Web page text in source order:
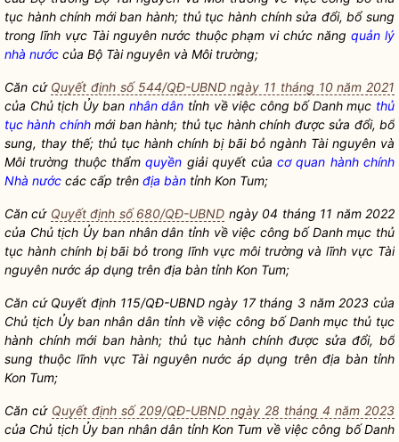
tục hành chính mới ban hành; thủ tục hành chínhsửa đổi, bổ sung
trong lĩnh vực Tài nguyên nước thuộc phạm vi chức năngquản lý
nhà nước của Bộ Tài nguyên và Môi trường;
Căn cứ Quyết định số 544/QĐ-UBND ngày 11 tháng 10 năm 2021
của Chủ tịch Ủy ban nhân dân tỉnh về việc công bố Danh mục thủ
tục hành chínhmới ban hành; thủ tục hành chính được sửa đổi, bổ
sung, thay thế; thủ tục hành chính bị bãi bỏ ngành Tài nguyên và
Môi trường thuộc thẩmquyền giải quyết của cơ quan hành chính
Nhà nước các cấp trên địa bàn tỉnh Kon Tum;
Căn cứ Quyết định số 680/QĐ-UBND ngày 04 tháng 11 năm 2022
của Chủ tịch Ủy ban nhân dân tỉnh về việc công bố Danh mục thủ
tục hành chínhbị bãi bỏ trong lĩnh vực môi trường và lĩnh vực Tài
nguyên nước áp dụng trên địa bàn tỉnh Kon Tum;
Căn cứ Quyết định 115/QĐ-UBND ngày 17 tháng 3 năm 2023 của
Chủ tịch Ủy bannhân dântỉnh về việc công bố Danh mục thủ tục
hành chínhmới ban hành; thủ tục hành chínhđược sửa đổi, bổ
sung thuộc lĩnh vực Tài nguyên nước áp dụng trên địa bàntỉnh
Kon Tum;
Căn cứ Quyết định số 209/QĐ-UBND ngày 28 tháng 4 năm 2023
của Chủ tịch Ủy ban nhân dân tỉnh Kon Tum về việc công bố Danh